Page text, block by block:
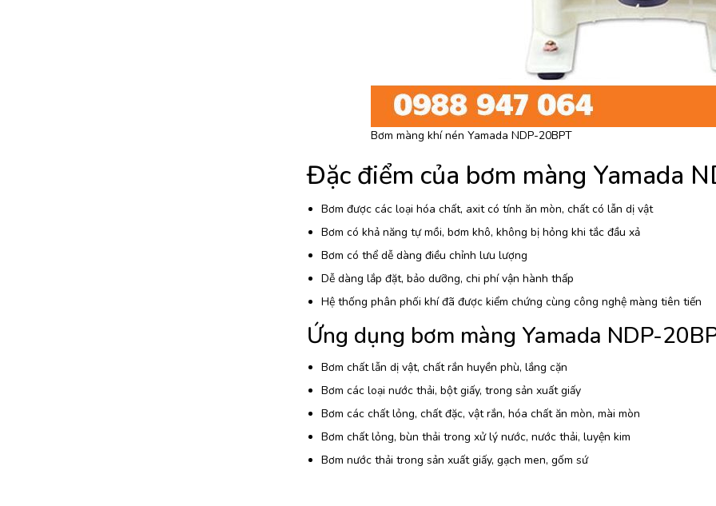
Bơm màng khí nén Yamada NDP-20BPT
Đặc điểm của bơm màng Yamada
Bơm được các loại hóa chất, axit có tính ăn mòn, chất có lẫn dị vật
Bơm có khả năng tự mồi, bơm khô, không bị hỏng khi tắc đầu xả
Bơm có thể dễ dàng điều chỉnh lưu lượng
Dễ dàng lắp đặt, bảo dưỡng, chi phí vận hành thấp
Hệ thống phân phối khí đã được kiểm chứng cùng công nghệ màng tiên tiến
Ứng dụng bơm màng Yamada NDP-
Bơm chất lẫn dị vật, chất rắn huyền phù, lắng cặn
Bơm các loại nước thải, bột giấy, trong sản xuất giấy
Bơm các chất lỏng, chất đặc, vật rắn, hóa chất ăn mòn, mài mòn
Bơm chất lỏng, bùn thải trong xử lý nước, nước thải, luyện kim
Bơm nước thải trong sản xuất giấy, gạch men, gốm sứ